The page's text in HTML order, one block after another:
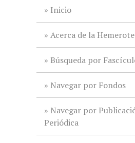
Inicio
Acerca de la
Búsqueda por
Navegar por Fondos
Navegar por
Periódica